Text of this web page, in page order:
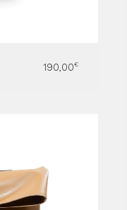
190,00€